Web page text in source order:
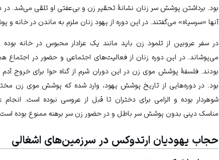
بود. برداشتن پوشش سر زنان نشانۀ تحقیر زن و بی‌عفتی او تلقی می‌شد. در
آنها «سرسیاه» می‌گفتند. در این دوره از یهود زنان ملزم به ماندن در خانه و
در سفر عروبين از تلمود زن باید مانند یک عزادار محبوس در خانه بوده
می‌پوشاند. در این دوره زنان از فعالیت‌های اجتماعی و حضور در اجتماع
بودند. فلسفۀ پوشش موی زن در این دوران شرم از گناه حوا برای خروج
بود. در دوره‌هایی از تاریخ پوشش یهود، وارد شده که پوشش موی زن
شوهردار بوده و الزامی برای دختران تا قبل از عروسی نبوده است. انجام
مناسک دینی بدون پوشش سر باطل و در حضور زن سر برهنه ممنوع بوده است.
حجاب یهودیان ارتدوکس در سرزمین‌های اشغالی